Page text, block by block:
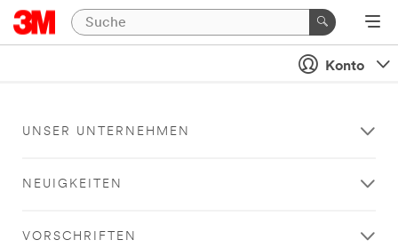
Konto
UNSER UNTERNEHMEN
NEUIGKEITEN
VORSCHRIFTEN